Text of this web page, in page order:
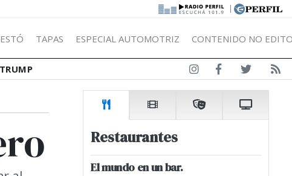
|
TAPAS ESPECIAL AUTOMOTRIZ CONTENIDO NO
Restaurantes
El mundo en un bar.